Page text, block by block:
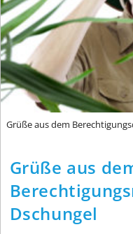
Grüße aus dem
Grüße aus
Dschungel